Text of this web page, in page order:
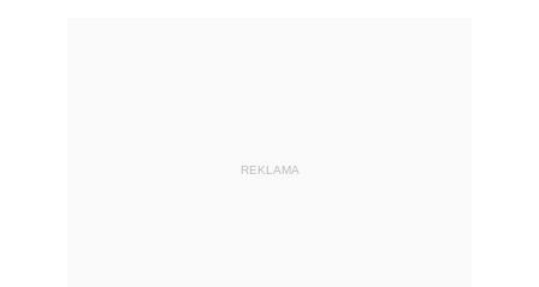
REKLAMA